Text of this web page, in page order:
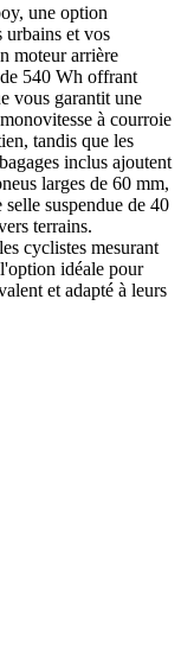
une option
urbains et vos
moteur arrière
540 Wh offrant
vous garantit une
à courroie
tandis que les
inclus ajoutent
larges de 60 mm,
suspendue de 40
terrains.
cyclistes mesurant
idéale pour
et adapté à leurs